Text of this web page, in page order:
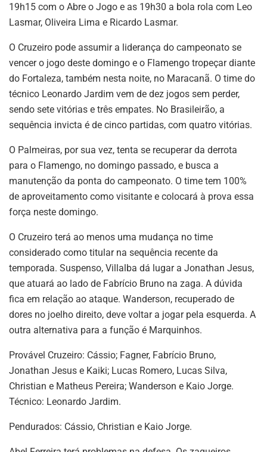
19h15 com o Abre o Jogo e as 19h30 a bola rola com Leo
Lasmar, Oliveira Lima e Ricardo Lasmar.
O Cruzeiro pode assumir a liderança do campeonato se
vencer o jogo deste domingo e o Flamengo tropeçar diante
do Fortaleza, também nesta noite, no Maracanã. O time do
técnico Leonardo Jardim vem de dez jogos sem perder,
sendo sete vitórias e três empates. No Brasileirão, a
sequência invicta é de cinco partidas, com quatro vitórias.
O Palmeiras, por sua vez, tenta se recuperar da derrota
para o Flamengo, no domingo passado, e busca a
manutenção da ponta do campeonato. O time tem 100%
de aproveitamento como visitante e colocará à prova essa
força neste domingo.
O Cruzeiro terá ao menos uma mudança no time
considerado como titular na sequência recente da
temporada. Suspenso, Villalba dá lugar a Jonathan Jesus,
que atuará ao lado de Fabrício Bruno na zaga. A dúvida
fica em relação ao ataque. Wanderson, recuperado de
dores no joelho direito, deve voltar a jogar pela esquerda. A
outra alternativa para a função é Marquinhos.
Provável Cruzeiro: Cássio; Fagner, Fabrício Bruno,
Jonathan Jesus e Kaiki; Lucas Romero, Lucas Silva,
Christian e Matheus Pereira; Wanderson e Kaio Jorge.
Técnico: Leonardo Jardim.
Pendurados: Cássio, Christian e Kaio Jorge.